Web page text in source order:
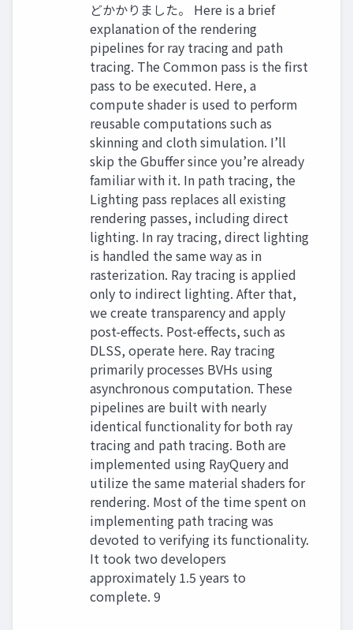
どかかりました。 Here is a brief
explanation of the rendering
pipelines for ray tracing and path
tracing. The Common pass is the first
pass to be executed. Here, a
compute shader is used to perform
reusable computations such as
skinning and cloth simulation. I’ll
skip the Gbuffer since you’re already
familiar with it. In path tracing, the
Lighting pass replaces all existing
rendering passes, including direct
lighting. In ray tracing, direct lighting
is handled the same way as in
rasterization. Ray tracing is applied
only to indirect lighting. After that,
we create transparency and apply
post-effects. Post-effects, such as
DLSS, operate here. Ray tracing
primarily processes BVHs using
asynchronous computation. These
pipelines are built with nearly
identical functionality for both ray
tracing and path tracing. Both are
implemented using RayQuery and
utilize the same material shaders for
rendering. Most of the time spent on
implementing path tracing was
devoted to verifying its functionality.
It took two developers
approximately 1.5 years to
complete. 9